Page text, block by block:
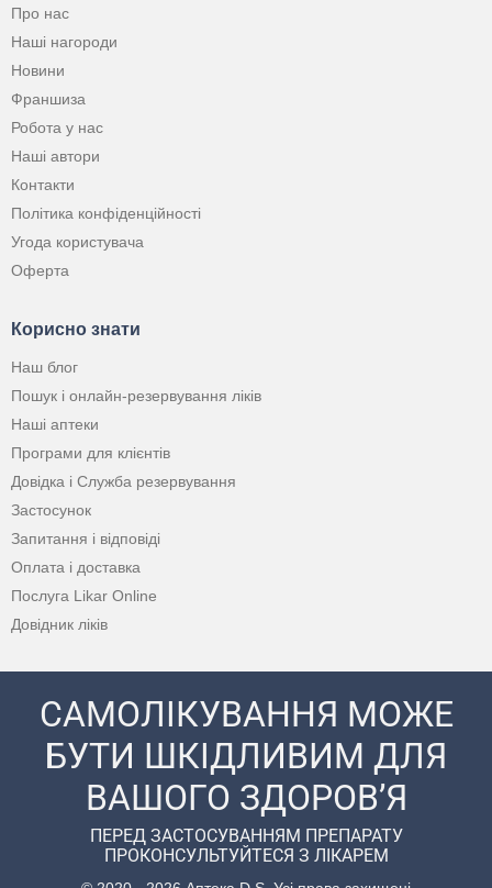
Про нас
Наші нагороди
Новини
Франшиза
Робота у нас
Наші автори
Контакти
Політика конфіденційності
Угода користувача
Оферта
Корисно знати
Наш блог
Пошук і онлайн-резервування ліків
Наші аптеки
Програми для клієнтів
Довідка і Служба резервування
Застосунок
Запитання і відповіді
Оплата і доставка
Послуга Likar Online
Довідник ліків
САМОЛІКУВАННЯ МОЖЕ
БУТИ ШКІДЛИВИМ ДЛЯ
ВАШОГО ЗДОРОВ’Я
ПЕРЕД ЗАСТОСУВАННЯМ ПРЕПАРАТУ
ПРОКОНСУЛЬТУЙТЕСЯ З ЛІКАРЕМ